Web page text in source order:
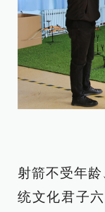
射箭不受年
统文化君子